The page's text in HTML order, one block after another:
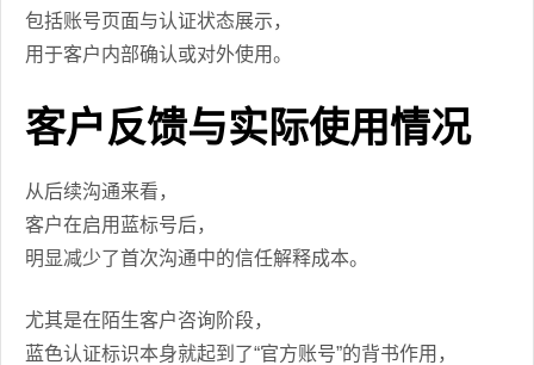
包括账号页面与认证状态展示，
用于客户内部确认或对外使用。
客户反馈与实际使用情况
从后续沟通来看，
客户在启用蓝标号后，
明显减少了首次沟通中的信任解释成本。
尤其是在陌生客户咨询阶段，
蓝色认证标识本身就起到了“官方账号”的背书作用，